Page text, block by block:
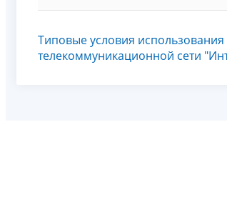
Типовые условия
телекоммуникационной сети